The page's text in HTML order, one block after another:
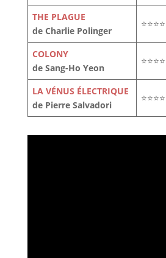
THE PLAGUE
de Charlie Polinger
COLONY
de Sang-Ho Yeon
LA VÉNUS ÉLECTRIQUE
de Pierre Salvadori